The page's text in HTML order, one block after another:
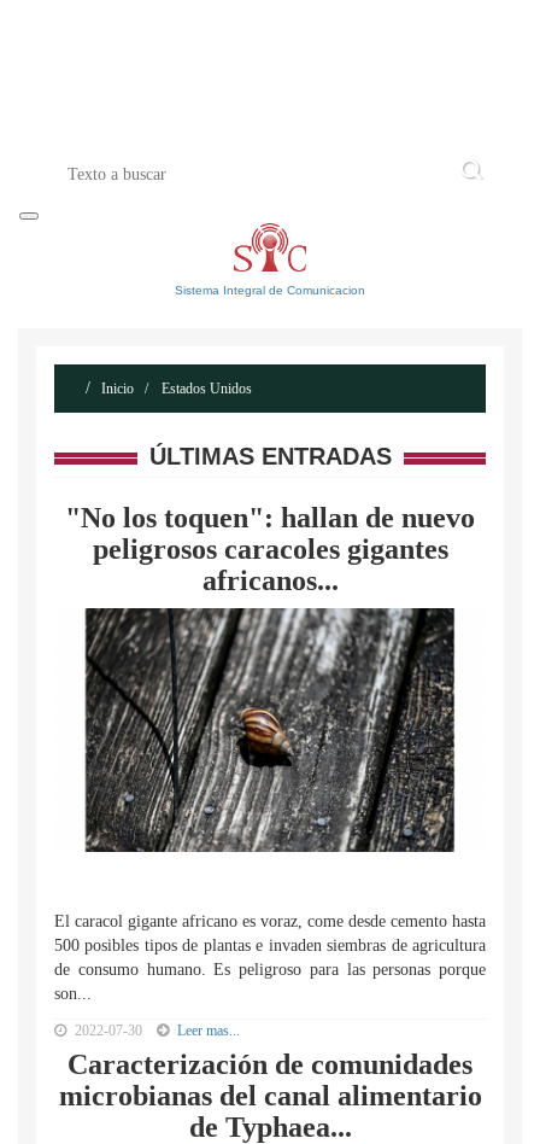
Sistema Integral de Comunicacion
Inicio Estados Unidos
ÚLTIMAS ENTRADAS
"No los toquen": hallan de nuevo
peligrosos caracoles gigantes
africanos...
El caracol gigante africano es voraz, come desde cemento hasta
500 posibles tipos de plantas e invaden siembras de agricultura
de consumo humano. Es peligroso para las personas porque
son...
2022-07-30 Leer mas...
Caracterización de comunidades
microbianas del canal alimentario
de Typhaea...